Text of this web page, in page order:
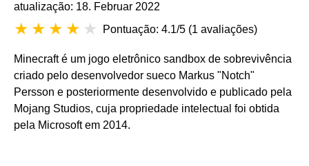
atualização: 18. Februar 2022
Pontuação: 4.1/5 (1 avaliações)
Minecraft é um jogo eletrônico sandbox de sobrevivência
criado pelo desenvolvedor sueco Markus "Notch"
Persson e posteriormente desenvolvido e publicado pela
Mojang Studios, cuja propriedade intelectual foi obtida
pela Microsoft em 2014.